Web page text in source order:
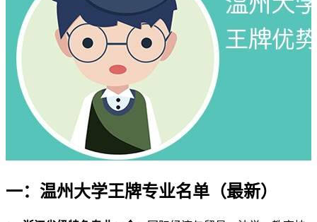
一：温州大学王牌专业名单（最新）